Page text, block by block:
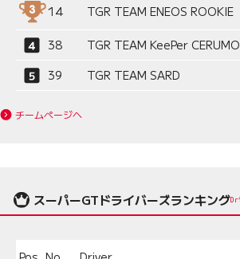
14 TGR TEAM ENEOS ROOKIE
38 TGR TEAM KeePer CERUMO
39
TGR TEAM SARD
チームページへ
スーパーGTドライバーズランキング